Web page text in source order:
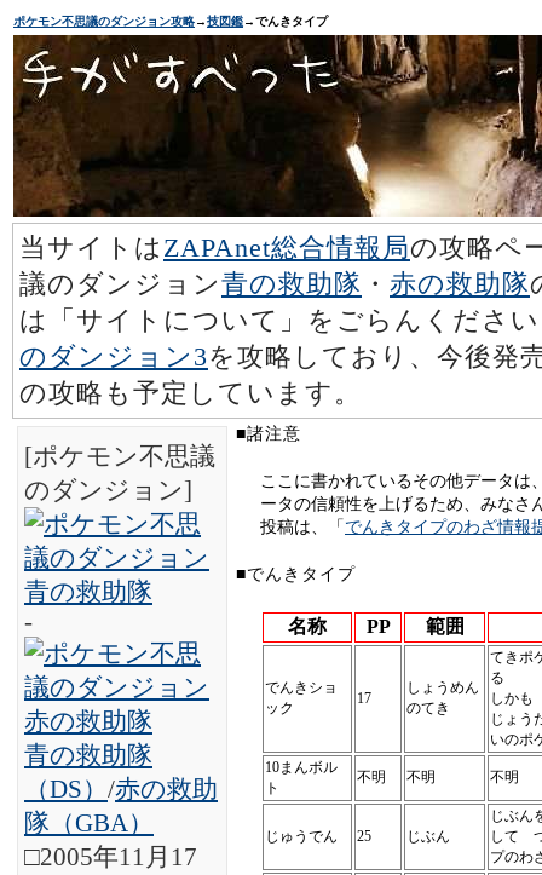
ポケモン不思議のダンジョン攻略→技図鑑→でんきタイプ
当サイトは ZAPAnet総合情報局の攻略ペ
議のダンジョン青の救助隊 ・ 赤の救助隊
は「サイトについて」をごらんくださ
のダンジョン3を攻略しており、今後発
の攻略も予定しています。
[ポケモン不思議
のダンジョン]
-
青の救助隊
（DS） /赤の救助
隊（GBA）
□2005年11月17
■諸注意
ここに書かれているその他データは
ータの信頼性を上げるため、みなさ
投稿は、「 でんきタイプのわざ情報
■でんきタイプ
名称 PP 範囲
でんきショ
ック
17
しょうめん
のてき
てきポ
る
しかも
じょう
いのポ
10まんボル
ト
不明 不明 不明
じゅうでん 25 じぶん
じぶん
して
プの